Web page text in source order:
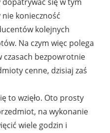
konieczność
kolejnych
Na czym więc polega
czasach bezpowrotnie
cenne, dzisiaj zaś
to wzięło. Oto prosty
na wykonanie
wiele godzin i